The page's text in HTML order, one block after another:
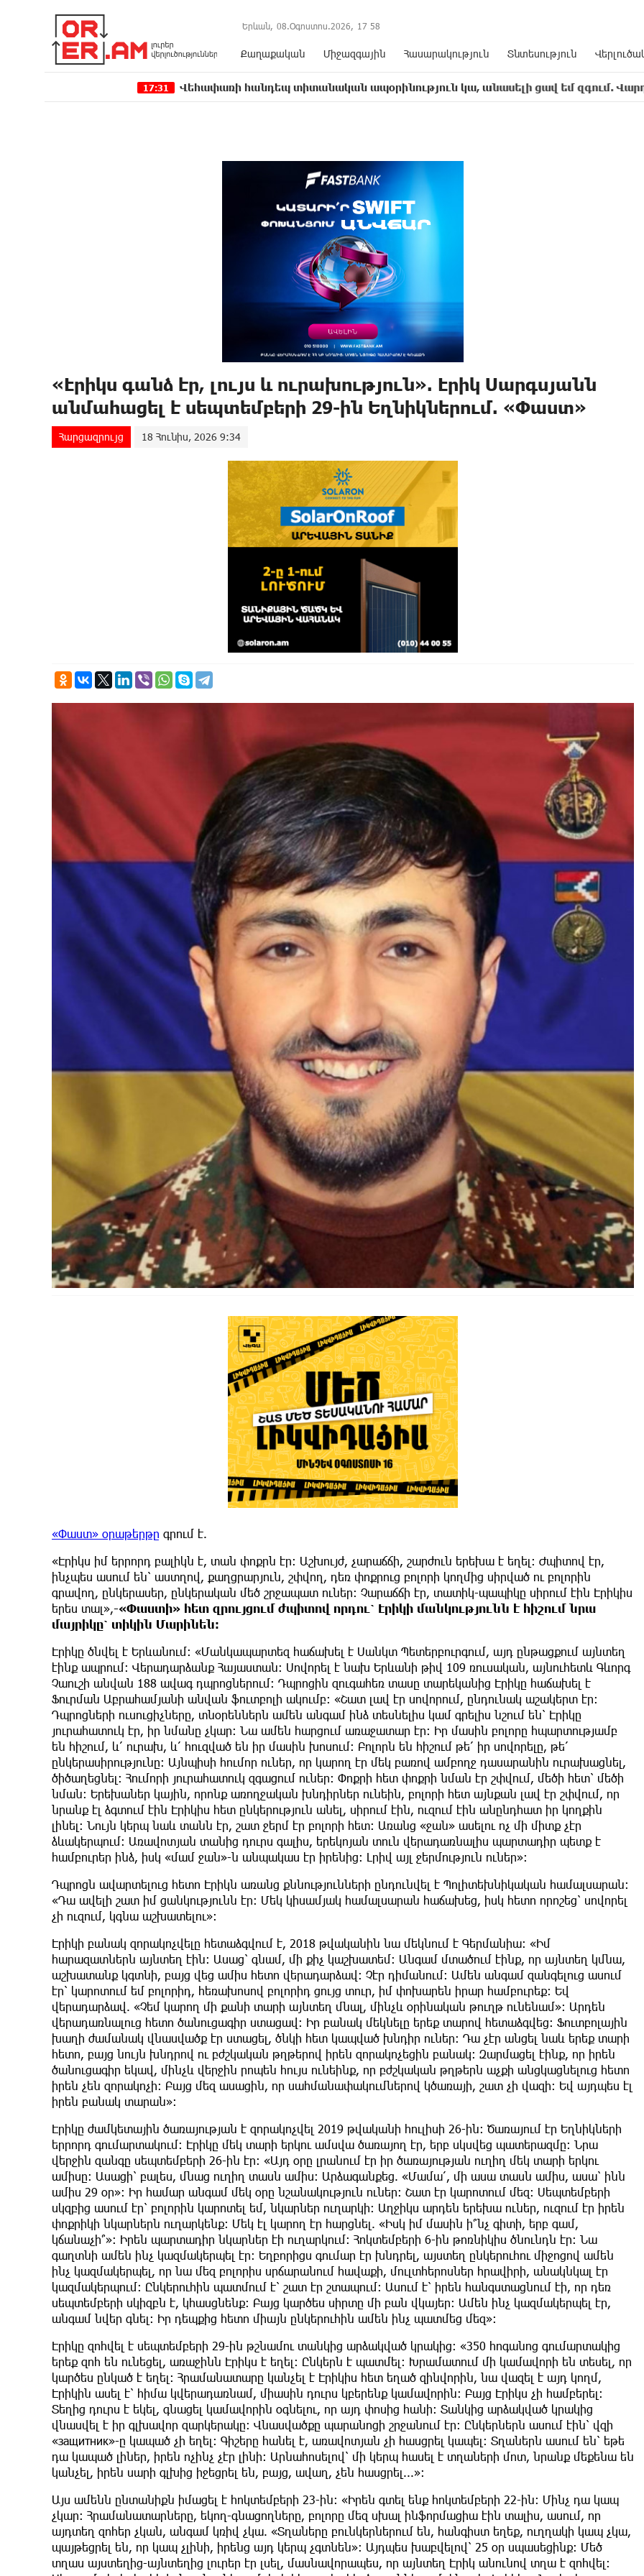
Երևան, 08.Օգոստոս.2026, 17 58
Քաղաքական Միջազգային Հասարակություն Տնտեսություն
Վեհափառի հանդեպ տիտանական ապօրինություն կա, անասելի ցավ եմ զգում. Վարդևանյան
«Էրիկս գանձ էր, լույս և ուրախություն». Էրիկ Սարգսյանն
անմահացել է սեպտեմբերի 29-ին Եղնիկներում. «Փաստ»
Հարցազրույց 18 Հունիս, 2026 9:34
«Փաստ» օրաթերթը գրում է.
«Էրիկս իմ երրորդ բալիկն է, տան փոքրն էր։ Աշխույժ, չարաճճի, շարժուն երեխա է եղել։ Ժպիտով էր,
ինչպես ասում են՝ աստղով, քաղցրարյուն, շփվող, դեռ փոքրուց բոլորի կողմից սիրված ու բոլորին
գրավող, ընկերասեր, ընկերական մեծ շրջապատ ուներ: Չարաճճի էր, տատիկ-պապիկը սիրում էին Էրիկիս
երես տալ»,-«Փաստի» հետ զրույցում ժպիտով որդու՝ Էրիկի մանկությունն է հիշում նրա
մայրիկը՝ տիկին Մարինեն։
Էրիկը ծնվել է Երևանում: «Մանկապարտեզ հաճախել է Սանկտ Պետերբուրգում, այդ ընթացքում այնտեղ
էինք ապրում։ Վերադարձանք Հայաստան։ Սովորել է նախ Երևանի թիվ 109 ռուսական, այնուհետև Գևորգ
Չաուշի անվան 188 ավագ դպրոցներում։ Դպրոցին զուգահեռ տասը տարեկանից Էրիկը հաճախել է
Ֆուրման Աբրահամյանի անվան ֆուտբոլի ակումբ։ «Շատ լավ էր սովորում, ընդունակ աշակերտ էր։
Դպրոցների ուսուցիչները, տնօրեններն ամեն անգամ ինձ տեսնելիս կամ գրելիս նշում են՝ Էրիկը
յուրահատուկ էր, իր նմանը չկար։ Նա ամեն հարցում առաջատար էր։ Իր մասին բոլորը հպարտությամբ
են հիշում, և՛ ուրախ, և՛ հուզված են իր մասին խոսում։ Բոլորն են հիշում թե՛ իր սովորելը, թե՛
ընկերասիրությունը։ Այնպիսի հումոր ուներ, որ կարող էր մեկ բառով ամբողջ դասարանին ուրախացնել,
ծիծաղեցնել։ Հումորի յուրահատուկ զգացում ուներ։ Փոքրի հետ փոքրի նման էր շփվում, մեծի հետ՝ մեծի
նման։ Երեխաներ կային, որոնք առողջական խնդիրներ ունեին, բոլորի հետ այնքան լավ էր շփվում, որ
նրանք էլ ձգտում էին Էրիկիս հետ ընկերություն անել, սիրում էին, ուզում էին անընդհատ իր կողքին
լինել: Նույն կերպ նաև տանն էր, շատ ջերմ էր բոլորի հետ։ Առանց «ջան» ասելու ոչ մի միտք չէր
ձևակերպում։ Առավոտյան տանից դուրս գալիս, երեկոյան տուն վերադառնալիս պարտադիր պետք է
համբուրեր ինձ, իսկ «մամ ջան»-ն անպակաս էր իրենից։ Լրիվ այլ ջերմություն ուներ»։
Դպրոցն ավարտելուց հետո Էրիկն առանց քննությունների ընդունվել է Պոլիտեխնիկական համալսարան։
«Դա ավելի շատ իմ ցանկությունն էր։ Մեկ կիսամյակ համալսարան հաճախեց, իսկ հետո որոշեց՝ սովորել
չի ուզում, կգնա աշխատելու»։
Էրիկի բանակ զորակոչվելը հետաձգվում է, 2018 թվականին նա մեկնում է Գերմանիա։ «Իմ
հարազատներն այնտեղ էին։ Ասաց՝ գնամ, մի քիչ կաշխատեմ։ Անգամ մտածում էինք, որ այնտեղ կմնա,
աշխատանք կգտնի, բայց վեց ամիս հետո վերադարձավ։ Չէր դիմանում։ Ամեն անգամ զանգելուց ասում
էր՝ կարոտում եմ բոլորիդ, հեռախոսով բոլորիդ ցույց տուր, իմ փոխարեն իրար համբուրեք։ Եվ
վերադարձավ. «Չեմ կարող մի քանի տարի այնտեղ մնալ, մինչև օրինական թուղթ ունենամ»։ Արդեն
վերադառնալուց հետո ծանուցագիր ստացավ։ Իր բանակ մեկնելը երեք տարով հետաձգվեց։ Ֆուտբոլային
խաղի ժամանակ վնասվածք էր ստացել, ծնկի հետ կապված խնդիր ուներ։ Դա չէր անցել նաև երեք տարի
հետո, բայց նույն խնդրով ու բժշկական թղթերով իրեն զորակոչեցին բանակ։ Զարմացել էինք, որ իրեն
ծանուցագիր եկավ, մինչև վերջին րոպեն հույս ունեինք, որ բժշկական թղթերն աչքի անցկացնելուց հետո
իրեն չեն զորակոչի։ Բայց մեզ ասացին, որ սահմանափակումներով կծառայի, շատ չի վազի։ Եվ այդպես էլ
իրեն բանակ տարան»։
Էրիկը ժամկետային ծառայության է զորակոչվել 2019 թվականի հուլիսի 26-ին։ Ծառայում էր Եղնիկների
երրորդ գումարտակում։ Էրիկը մեկ տարի երկու ամսվա ծառայող էր, երբ սկսվեց պատերազմը։ Նրա
վերջին զանգը սեպտեմբերի 26-ին էր։ «Այդ օրը լրանում էր իր ծառայության ուղիղ մեկ տարի երկու
ամիսը։ Ասացի՝ բալես, մնաց ուղիղ տասն ամիս։ Արձագանքեց. «Մամա՛, մի ասա տասն ամիս, ասա՝ ինն
ամիս 29 օր»։ Իր համար անգամ մեկ օրը նշանակություն ուներ։ Շատ էր կարոտում մեզ։ Սեպտեմբերի
սկզբից ասում էր՝ բոլորին կարոտել եմ, նկարներ ուղարկի։ Աղջիկս արդեն երեխա ուներ, ուզում էր իրեն
փոքրիկի նկարներն ուղարկենք։ Մեկ էլ կարող էր հարցնել. «Իսկ իմ մասին ի՞նչ գիտի, երբ գամ,
կճանաչի՞»։ Իրեն պարտադիր նկարներ էի ուղարկում։ Հոկտեմբերի 6-ին թոռնիկիս ծնունդն էր։ Նա
գաղտնի ամեն ինչ կազմակերպել էր։ Եղբորիցս գումար էր խնդրել, այստեղ ընկերուհու միջոցով ամեն
ինչ կազմակերպել, որ նա մեզ բոլորիս սրճարանում հավաքի, մուլտհերոսներ հրավիրի, անակնկալ էր
կազմակերպում։ Ընկերուհին պատմում է՝ շատ էր շտապում։ Ասում է՝ իրեն հանգստացնում էի, որ դեռ
սեպտեմբերի սկիզբն է, կհասցնենք։ Բայց կարծես սիրտը մի բան վկայեր։ Ամեն ինչ կազմակերպել էր,
անգամ նվեր գնել։ Իր դեպքից հետո միայն ընկերուհին ամեն ինչ պատմեց մեզ»։
Էրիկը զոհվել է սեպտեմբերի 29-ին թշնամու տանկից արձակված կրակից։ «350 հոգանոց գումարտակից
երեք զոհ են ունեցել, առաջինն Էրիկս է եղել։ Ընկերն է պատմել։ Խրամատում մի կամավորի են տեսել, որ
կարծես ընկած է եղել։ Հրամանատարը կանչել է Էրիկիս հետ եղած զինվորին, նա վազել է այդ կողմ,
Էրիկին ասել է՝ հիմա կվերադառնամ, միասին դուրս կբերենք կամավորին։ Բայց Էրիկս չի համբերել։
Տեղից դուրս է եկել, գնացել կամավորին օգնելու, որ այդ փոսից հանի։ Տանկից արձակված կրակից
վնասվել է իր գլխավոր զարկերակը։ Վնասվածքը պարանոցի շրջանում էր։ Ընկերներն ասում էին՝ վզի
«защитник»-ը կապած չի եղել։ Գիշերը հանել է, առավոտյան չի հասցրել կապել։ Տղաներն ասում են՝ եթե
դա կապած լիներ, իրեն ոչինչ չէր լինի։ Արնահոսելով՝ մի կերպ հասել է տղաների մոտ, նրանք մեքենա են
կանչել, իրեն սարի գլխից իջեցրել են, բայց, ավաղ, չեն հասցրել...»։
Այս ամենն ընտանիքն իմացել է հոկտեմբերի 23-ին։ «Իրեն գտել ենք հոկտեմբերի 22-ին։ Մինչ դա կապ
չկար։ Հրամանատարները, եկող-գնացողները, բոլորը մեզ սխալ ինֆորմացիա էին տալիս, ասում, որ
այդտեղ զոհեր չկան, անգամ կռիվ չկա. «Տղաները բունկերներում են, հանգիստ եղեք, ուղղակի կապ չկա,
պայթեցրել են, որ կապ չլինի, իրենց այդ կերպ չգտնեն»։ Այդպես խաբվելով՝ 25 օր սպասեցինք։ Մեծ
տղաս այստեղից-այնտեղից լուրեր էր լսել, մասնավորապես, որ այնտեղ Էրիկ անունով տղա է զոհվել։